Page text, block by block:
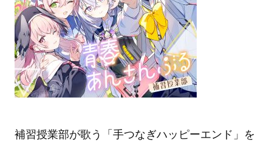
補習授業部が歌う「手つなぎハッピーエンド」を